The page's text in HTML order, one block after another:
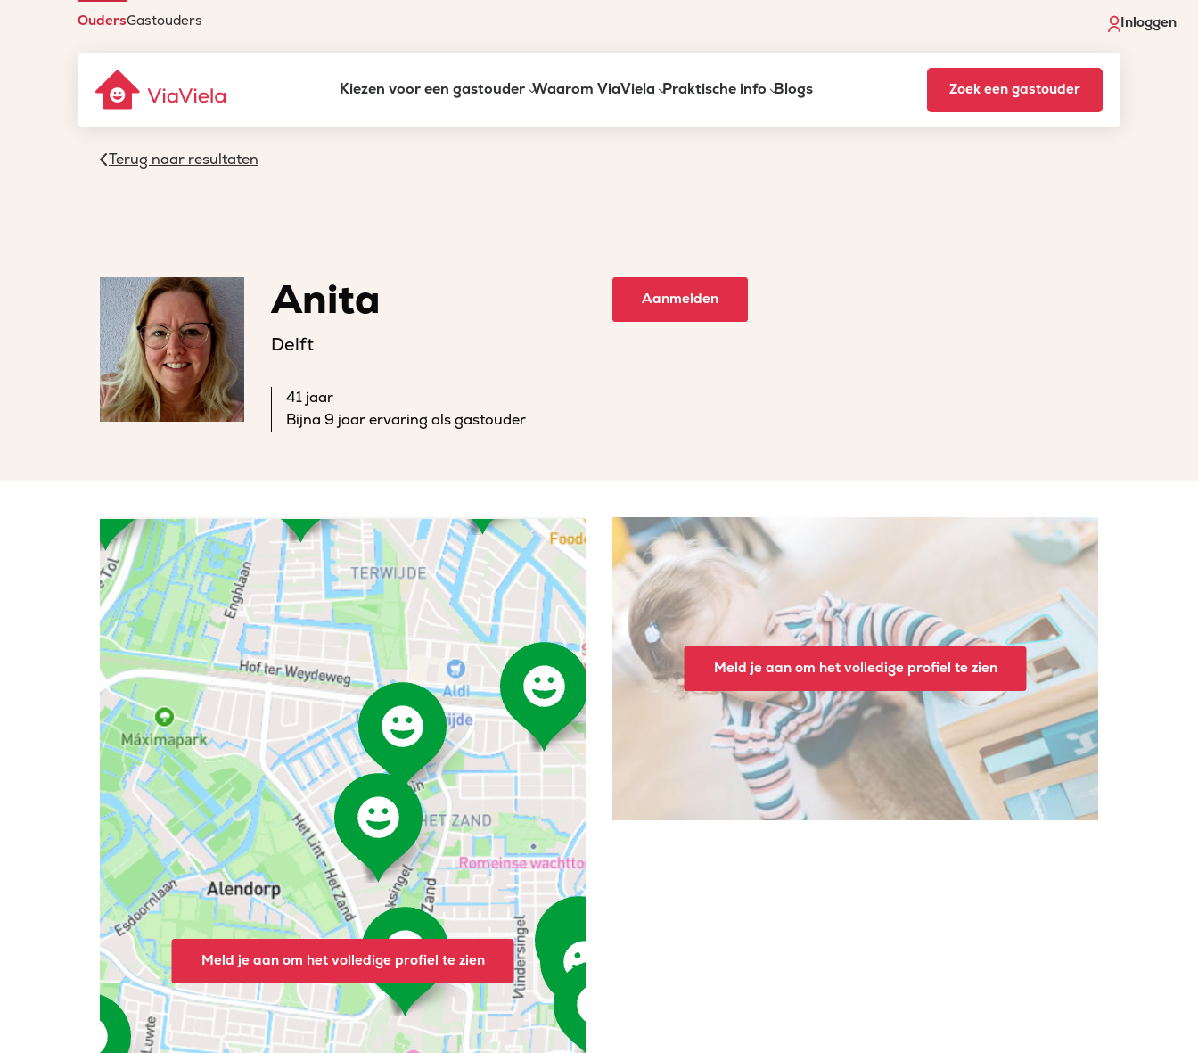
OudersGastouders Inloggen
Kiezen voor een gastouder Waarom ViaViela Praktische info Blogs Zoek een gastouder
Terug naar resultaten
Anita
Delft
41 jaar
Bijna 9 jaar ervaring als gastouder
Aanmelden
Meld je aan om het volledige profiel te zien
Meld je aan om het volledige profiel te zien